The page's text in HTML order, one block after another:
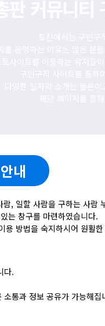
내
, 일할 사람을 구하는 사람
는 창구를 마련하였습니다.
용 방법을 숙지하시어 원활
다.
통과 정보 공유가 가능해집